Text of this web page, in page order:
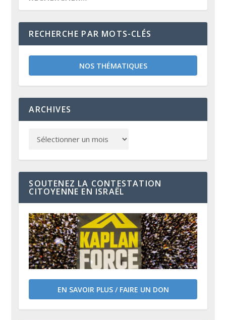
RECHERCHE PAR MOTS-CLÉS
NOS THÉMATIQUES
ARCHIVES
SOUTENEZ LA CONTESTATION
CITOYENNE EN ISRAËL
EN SAVOIR PLUS / FAIRE UN DON